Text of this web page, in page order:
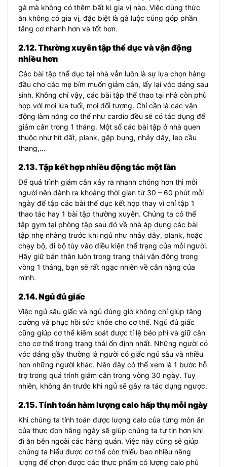
gà mà không có thêm bất kì gia vị nào. Việc dùng thức
ăn không có gia vị, đặc biệt là gà luộc cũng góp phần
tăng cơ nhanh hơn và tốt hơn.
2.12. Thường xuyên tập thể dục và vận động
nhiều hơn
Các bài tập thể dục tại nhà vẫn luôn là sự lựa chọn hàng
đầu cho các mẹ bỉm muốn giảm cân, lấy lại vóc dáng sau
sinh. Không chỉ vậy, các bài tập thể thao tại nhà còn phù
hợp với mọi lứa tuổi, mọi đối tượng. Chỉ cần là các vận
động làm nóng cơ thể như cardio đều sẽ có tác dụng để
giảm cân trong 1 tháng. Một số các bài tập ở nhà quen
thuộc như hít đất, plank, gập bụng, nhảy dây, leo cầu
thang,…
2.13. Tập kết hợp nhiều động tác một lần
Để quá trình giảm cân xảy ra nhanh chóng hơn thì mỗi
người nên dành ra khoảng thời gian từ 30 – 60 phút mỗi
ngày để tập các bài thể dục kết hợp thay vì chỉ tập 1
thao tác hay 1 bài tập thường xuyên. Chúng ta có thể
tập gym tại phòng tập sau đó về nhà áp dụng các bài
tập nhẹ nhàng trước khi ngủ như nhảy dây, plank, hoặc
chạy bộ, đi bộ tùy vào điều kiện thể trạng của mỗi người.
Hãy giữ bản thân luôn trong trạng thái vận động trong
vòng 1 tháng, bạn sẽ rất ngạc nhiên về cân nặng của
mình.
2.14. Ngủ đủ giấc
Việc ngủ sâu giấc và ngủ đúng giờ không chỉ giúp tăng
cường và phục hồi sức khỏe cho cơ thể. Ngủ đủ giấc
cũng giúp cơ thể kiếm soát được tỉ lệ béo phì và giữ cân
cho cơ thể trong trạng thái ổn định nhất. Những người có
vóc dáng gầy thường là người có giấc ngủ sâu và nhiều
hơn những người khác. Nên đây có thể xem là 1 bước hỗ
trợ trong quá trình giảm cân trong vòng 30 ngày. Tuy
nhiên, không ăn trước khi ngủ sẽ gây ra tác dụng ngược.
2.15. Tính toán hàm lượng calo hấp thụ mỗi ngày
Khi chúng ta tính toán được lượng calo của từng món ăn
của thực đơn hằng ngày sẽ giúp chúng ta tự tin hơn khi
đi ăn bên ngoài các hàng quán. Việc này cũng sẽ giúp
chúng ta hiểu được cơ thể còn thiếu bao nhiêu năng
lượng để chọn được các thực phẩm có lượng calo phù